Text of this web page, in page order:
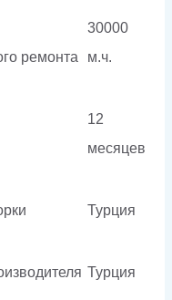
ремонта
30000
м.ч.
12
месяцев
Турция
Турция